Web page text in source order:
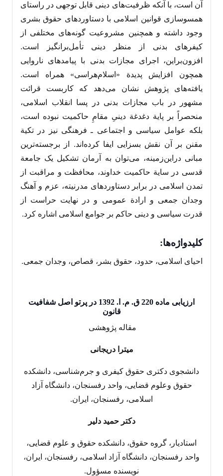
آن است، با آنکه ظرفیت‌های دینی قابل ‌‌توجهی در راستای
همسوسازی قوانین اسلامی با دستاوردهای حقوق بشری
وجود داشته و همچنین مشروعیت گونه‌های مختلفی از
کیفرهای بدنی از منظر دینی تأمل‌برانگیز است.
افزون‌براین، اجرای مجازات بدنی با پیامدهای ناروایی
همچون افزایش پدیدة «اسلام‌هراسی» همراه است.
یافته‌های پژوهش نشان می‌‌دهد که کاربست قرائت
مشهور در باب مجازات بدنی در پسا انقلاب اسلامی،
منحصراً بر پایة دغدغة دینیِ مقامِ حاکمیت نبوده است،
بلکه عوامل سیاسی و اجتماعی ـ فرهنگی نیز در تکیة
مقنن بر آن نقش بسزایی ایفا کرده‌‌اند. از برجسته‌‌ترین
مبانی دراین‌زمینه، می‌‌توان به آرمان تشکیل یک جامعة
قدسی در سایة حاکمیت خداوند، محافظت و مراقبت از
تمدن اسلامی در برابر دستاوردهای مدرنیته، عزم و آهنگ
وجدان جمعی و ارادة عمومی و در نهایت حراست از
قدرت سیاسی و دینی حاکم بر جوامع اسلامی اشاره کرد.
کلیدواژه‌ها:
احیای اسلامی، حدود، حقوق بشر، قصاص، وجدان جمعی.
ارزیابی ماده 220 ق. م. ا. 1392 در پرتو اصل شفافیت
قانون
مقاله پژوهشی ‎‎
میترا دریجانی
دانشجوی دکتری حقوق کیفری و جرم‌شناسی، دانشکده
حقوق وعلوم قضایی، واحد رفسنجان، دانشگاه آزاد
اسلامی، رفسنجان، ایران.
دکتر حمید دلیر
استادیار، گروه حقوق، دانشکده حقوق و علوم قضایی،
واحد رفسنجان، دانشگاه آزاد اسلامی، رفسنجان، ایران،
نویسنده مسؤول.